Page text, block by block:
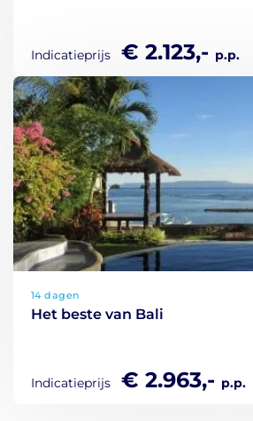
Indicatieprijs € 2.123,- p.p.
14 dagen
Het beste van Bali
Indicatieprijs € 2.963,- p.p.